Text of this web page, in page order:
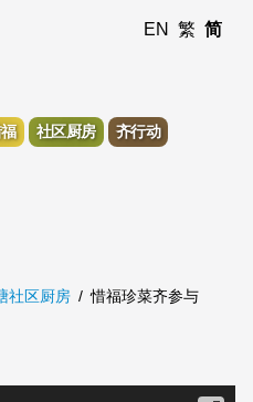
EN 繁 简
社区厨房
齐行动
社区厨房 惜福珍菜齐参与